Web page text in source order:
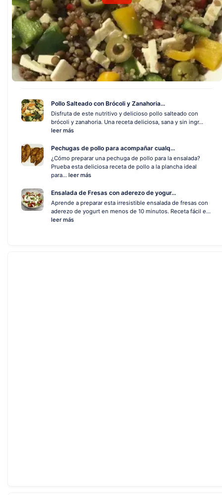
Pollo Salteado con Brócoli y Zanahoria...
Disfruta de este nutritivo y delicioso pollo salteado con
brócoli y zanahoria. Una receta deliciosa, sana y sin ingr...
leer más
Pechugas de pollo para acompañar cualq...
¿Cómo preparar una pechuga de pollo para la ensalada?
Prueba esta deliciosa receta de pollo a la plancha ideal
para... leer más
Ensalada de Fresas con aderezo de yogur...
Aprende a preparar esta irresistible ensalada de fresas con
aderezo de yogurt en menos de 10 minutos. Receta fácil e...
leer más